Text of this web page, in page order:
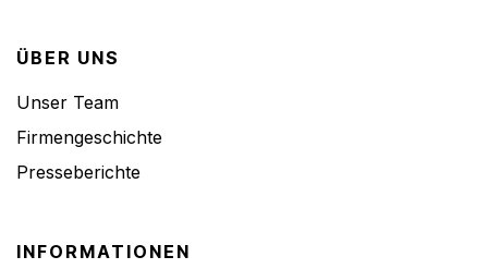
ÜBER UNS
Unser Team
Firmengeschichte
Presseberichte
INFORMATIONEN